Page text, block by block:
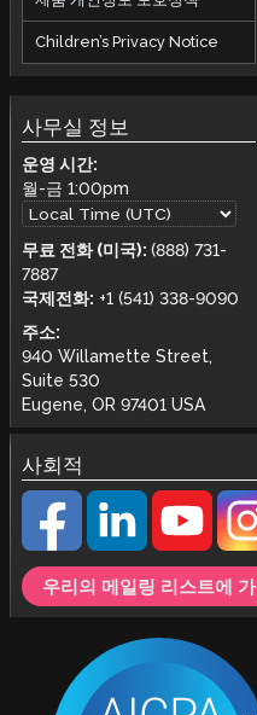
Children’s Privacy Notice
사무실 정보
운영 시간:
월-금 1:00pm
무료 전화 (미국): (888) 731-
7887
국제전화: +1 (541) 338-9090
주소:
940 Willamette Street,
Suite 530
Eugene, OR 97401 USA
사회적
우리의 메일링 리스트에